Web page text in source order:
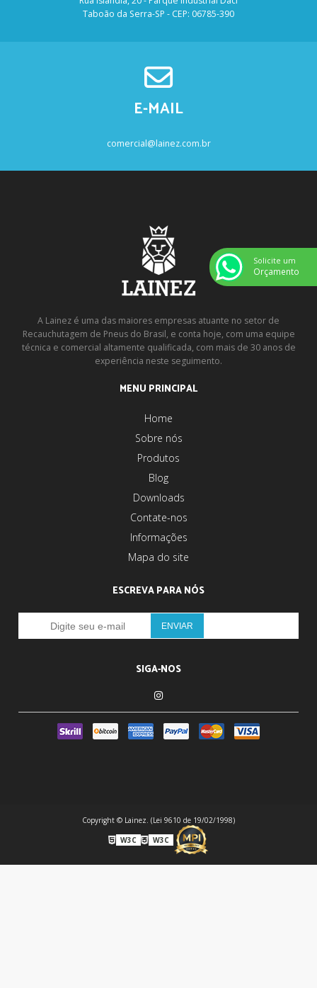
Taboão da Serra-SP - CEP: 06785-390
E-MAIL
comercial@lainez.com.br
A Lainez é uma das maiores empresas atuante no setor de
Recauchutagem de Pneus do Brasil, e conta hoje, com uma equipe
técnica e comercial altamente qualificada, com mais de 30 anos de
experiência neste seguimento.
MENU PRINCIPAL
Home
Sobre nós
Produtos
Blog
Downloads
Contate-nos
Informações
Mapa do site
ESCREVA PARA NÓS
SIGA-NOS
Copyright © Lainez. (Lei 9610 de 19/02/1998)
W3C
W3C
Solicite um
Orçamento